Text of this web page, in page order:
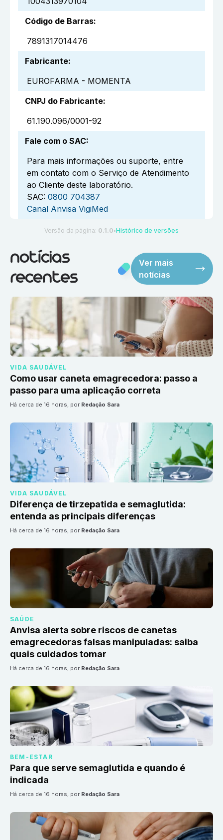
Código de Barras:
7891317014476
Fabricante:
EUROFARMA - MOMENTA
CNPJ do Fabricante:
61.190.096/0001-92
Fale com o SAC:
Para mais informações ou suporte, entre
em contato com o Serviço de Atendimento
ao Cliente deste laboratório.
SAC: 0800 704387
Canal Anvisa VigiMed
Versão da página: 0.1.0 ●Histórico de versões
notícias
recentes
Ver mais
notícias
VIDA SAUDÁVEL
Como usar caneta emagrecedora: passo a
passo para uma aplicação correta
há cerca de 16 horas, por Redação Sara
VIDA SAUDÁVEL
Diferença de tirzepatida e semaglutida:
entenda as principais diferenças
há cerca de 16 horas, por Redação Sara
SAÚDE
Anvisa alerta sobre riscos de canetas
emagrecedoras falsas manipuladas: saiba
quais cuidados tomar
há cerca de 16 horas, por Redação Sara
BEM-ESTAR
Para que serve semaglutida e quando é
indicada
há cerca de 16 horas, por Redação Sara